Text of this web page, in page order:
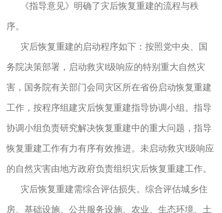
《指导意见》明确了灾后恢复重建的流程与秩
序。
灾后恢复重建的启动程序如下：按照党中央、国
务院决策部署，启动救灾Ⅰ级响应的特别重大自然灾
害，国务院有关部门会同灾区所在省份启动恢复重建
工作，按程序组建灾后恢复重建指导协调小组。指导
协调小组负责研究解决恢复重建中的重大问题，指导
恢复重建工作有力有序有效推进。未启动救灾Ⅰ级响应
的自然灾害由地方政府负责组织灾后恢复重建工作。
灾后恢复重建需综合评估损失。综合评估城乡住
房、基础设施、公共服务设施、农业、生态环境、土